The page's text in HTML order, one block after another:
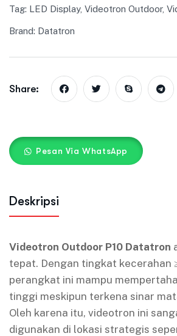
Tag: LED Display, Videotron Outdoor,
Brand: Datatron
Share:
Pesan Via WhatsApp
Deskripsi
Videotron Outdoor P10 Datatron
tepat. Dengan tingkat kecerahan
perangkat ini mampu
tinggi meskipun terkena sinar
Oleh karena itu, videotron ini
digunakan di lokasi strategis